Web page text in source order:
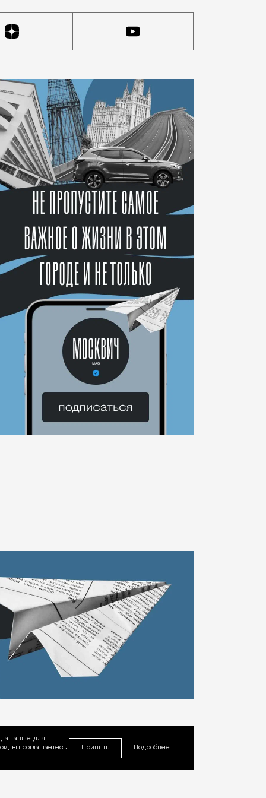
а также для
вы соглашаетесь
Принять Подробнее